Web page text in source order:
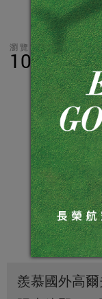
瀏覽數
10,259 分
羨慕國外高